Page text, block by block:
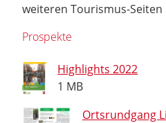
weiteren Tourismus-
Prospekte
Highlights 2022
1 MB
Ortsrundgang